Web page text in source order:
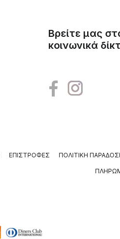
Βρείτε μας
κοινωνικά
ΕΠΙΣΤΡΟΦΈΣ ΠΟΛΙΤΙΚΉ